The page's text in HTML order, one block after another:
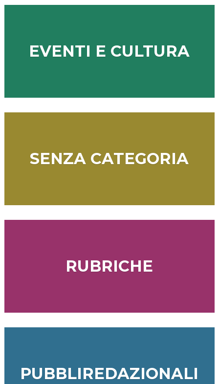
EVENTI E CULTURA
SENZA CATEGORIA
RUBRICHE
PUBBLIREDAZIONALI